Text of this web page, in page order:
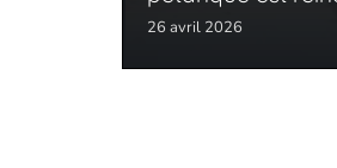
26 avril 2026